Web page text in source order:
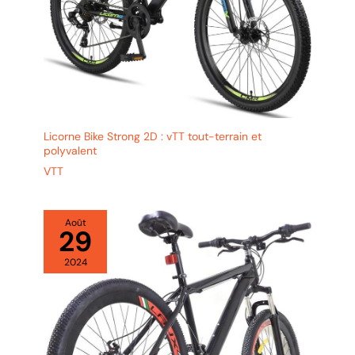
Licorne Bike Strong 2D : vTT tout-terrain et
polyvalent
VTT
Août
29
2024